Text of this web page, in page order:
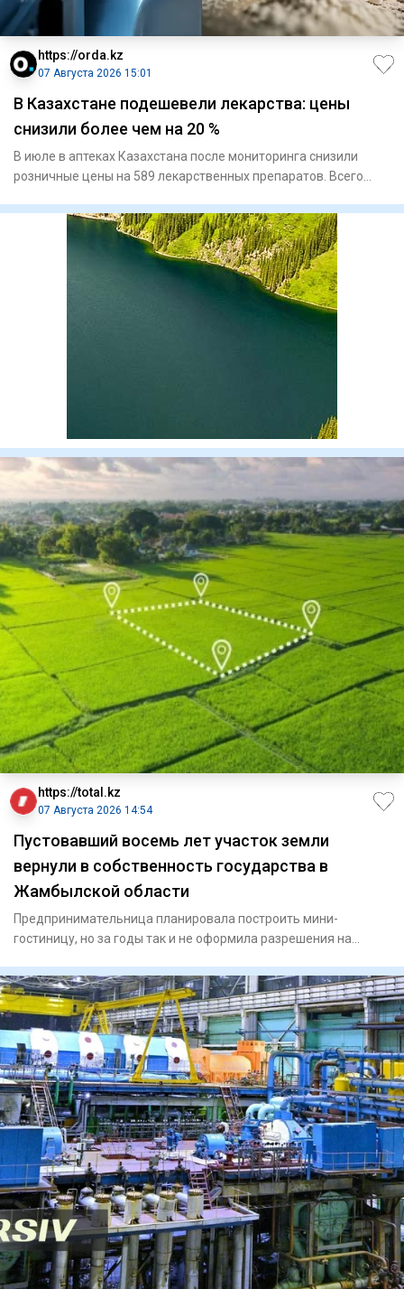
https://orda.kz
07 Августа 2026 15:01
В Казахстане подешевели лекарства: цены
снизили более чем на 20 %
В июле в аптеках Казахстана после мониторинга снизили
розничные цены на 589 лекарственных препаратов. Всего
https://total.kz
07 Августа 2026 14:54
Пустовавший восемь лет участок земли
вернули в собственность государства в
Жамбылской области
Предпринимательница планировала построить мини-
гостиницу, но за годы так и не оформила разрешения на